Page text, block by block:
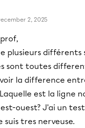
2, 2025
plusieurs différents
sont toutes
la difference
est la ligne
ouest? J'ai un
suis tres nerveuse.